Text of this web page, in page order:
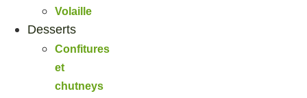
Volaille
Desserts
Confitures
et
chutneys